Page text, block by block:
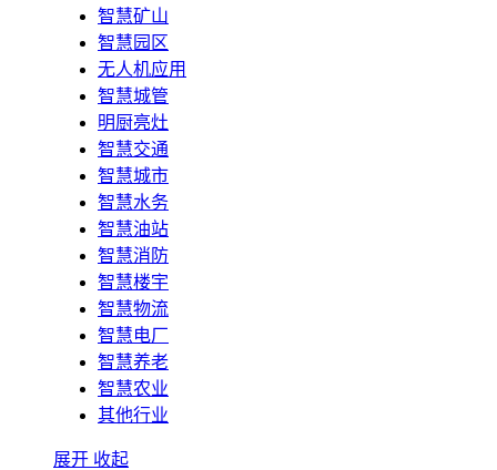
智慧矿山
智慧园区
无人机应用
智慧城管
明厨亮灶
智慧交通
智慧城市
智慧水务
智慧油站
智慧消防
智慧楼宇
智慧物流
智慧电厂
智慧养老
智慧农业
其他行业
展开 收起